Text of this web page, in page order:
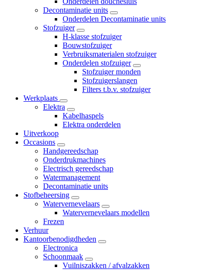
Decontaminatie units
Onderdelen Decontaminatie units
Stofzuiger
H-klasse stofzuiger
Bouwstofzuiger
Verbruiksmaterialen stofzuiger
Onderdelen stofzuiger
Stofzuiger monden
Stofzuigerslangen
Filters t.b.v. stofzuiger
Werkplaats
Elektra
Kabelhaspels
Elektra onderdelen
Uitverkoop
Occasions
Handgereedschap
Onderdrukmachines
Electrisch gereedschap
Watermanagement
Decontaminatie units
Stofbeheersing
Watervernevelaars
Watervernevelaars modellen
Frezen
Verhuur
Kantoorbenodigdheden
Electronica
Schoonmaak
Vuilniszakken / afvalzakken